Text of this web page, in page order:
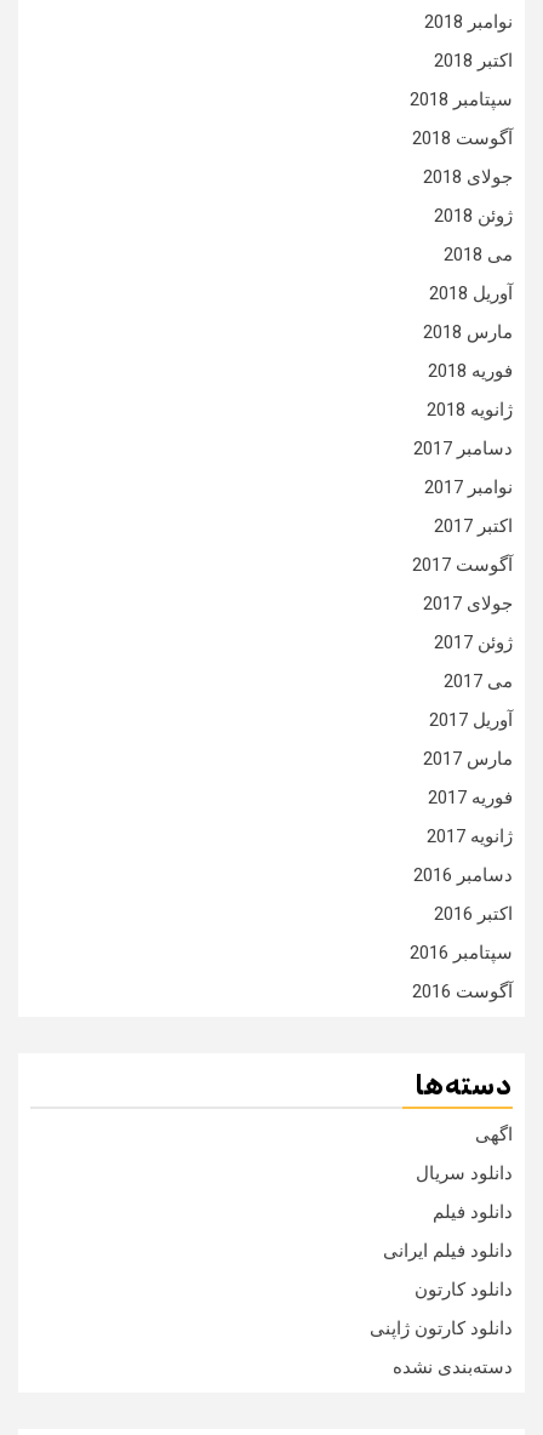
نوامبر 2018
اکتبر 2018
سپتامبر 2018
آگوست 2018
جولای 2018
ژوئن 2018
می 2018
آوریل 2018
مارس 2018
فوریه 2018
ژانویه 2018
دسامبر 2017
نوامبر 2017
اکتبر 2017
آگوست 2017
جولای 2017
ژوئن 2017
می 2017
آوریل 2017
مارس 2017
فوریه 2017
ژانویه 2017
دسامبر 2016
اکتبر 2016
سپتامبر 2016
آگوست 2016
دسته‌ها
اگهی
دانلود سریال
دانلود فیلم
دانلود فیلم ایرانی
دانلود کارتون
دانلود کارتون ژاپنی
دسته‌بندی نشده